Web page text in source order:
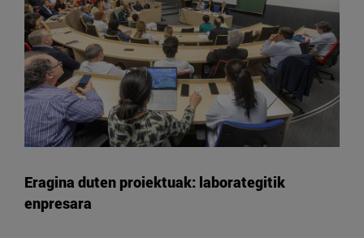
Eragina duten proiektuak: laborategitik
enpresara